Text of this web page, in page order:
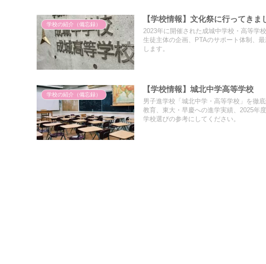
学校の紹介（備忘録）
【学校情報】文化祭に行ってき
2023年に開催された成城中学校・高等学
生徒主体の企画、PTAのサポート体制、
します。
学校の紹介（備忘録）
【学校情報】城北中学高等学校
男子進学校「城北中学・高等学校」を徹
教育、東大・早慶への進学実績、2025年
学校選びの参考にしてください。